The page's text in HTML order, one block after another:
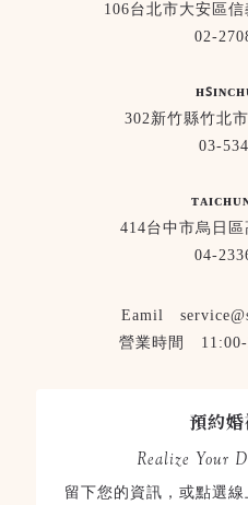
106台北市大安區
02-
302新竹縣竹北
03-
414台中市烏日
04-
Eamil
營業時間 11:00-
預約
Realize Your
留下您的資訊，或點選